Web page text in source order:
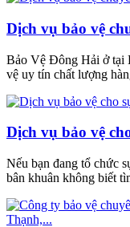
Dịch vụ bảo vệ
Bảo Vệ Đông Hải ở tại
vệ uy tín chất lượng
Dịch vụ bảo vệ
Nếu bạn đang tổ chức
bân khuân không biết